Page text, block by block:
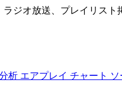
ジオ放送、プレイリスト
析 エアプレイ チャート